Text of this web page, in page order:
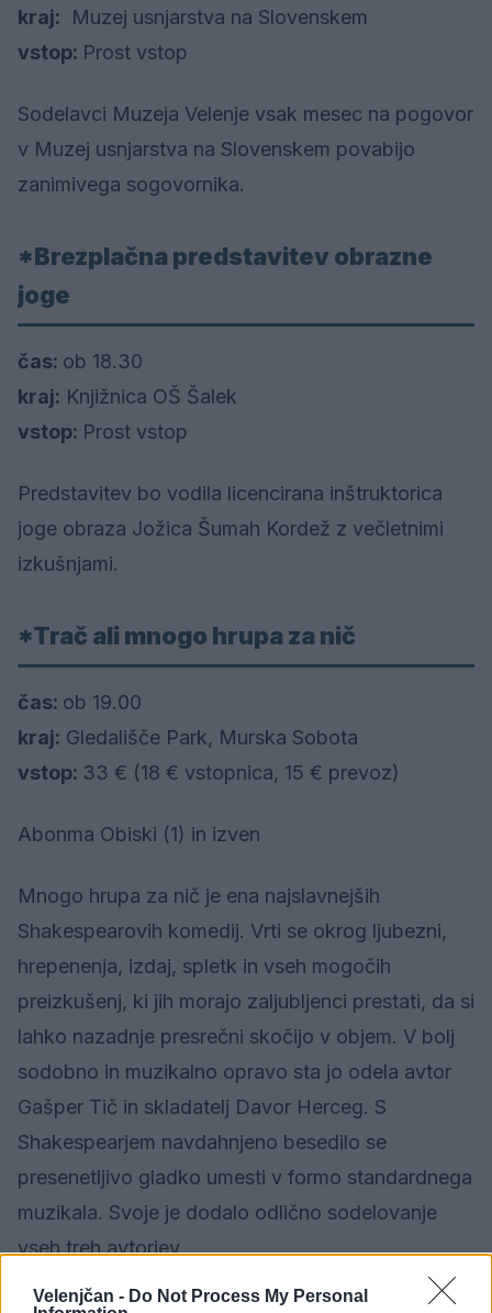
Velenjčan - Do Not Process My Personal
kraj: Muzej usnjarstva na Slovenskem
vstop: Prost vstop
Sodelavci Muzeja Velenje vsak mesec na pogovor
v Muzej usnjarstva na Slovenskem povabijo
zanimivega sogovornika.
*Brezplačna predstavitev obrazne
joge
čas: ob 18.30
kraj: Knjižnica OŠ Šalek
vstop: Prost vstop
Predstavitev bo vodila licencirana inštruktorica
joge obraza Jožica Šumah Kordež z večletnimi
izkušnjami.
*Trač ali mnogo hrupa za nič
čas: ob 19.00
kraj: Gledališče Park, Murska Sobota
vstop: 33 € (18 € vstopnica, 15 € prevoz)
Abonma Obiski (1) in izven
Mnogo hrupa za nič je ena najslavnejših
Shakespearovih komedij. Vrti se okrog ljubezni,
hrepenenja, izdaj, spletk in vseh mogočih
preizkušenj, ki jih morajo zaljubljenci prestati, da si
lahko nazadnje presrečni skočijo v objem. V bolj
sodobno in muzikalno opravo sta jo odela avtor
Gašper Tič in skladatelj Davor Herceg. S
Shakespearjem navdahnjeno besedilo se
presenetljivo gladko umesti v formo standardnega
muzikala. Svoje je dodalo odlično sodelovanje
vseh treh avtorjev.